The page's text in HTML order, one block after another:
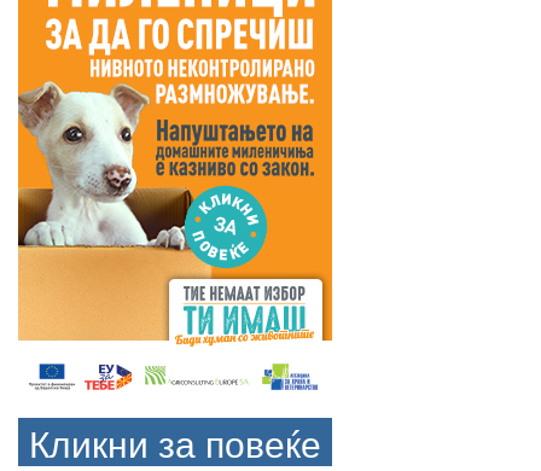
Кликни за повеќе